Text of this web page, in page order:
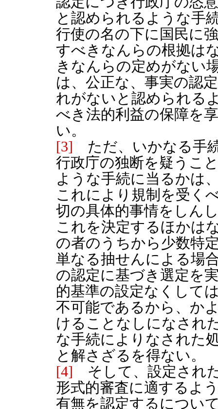
と認められるような手
行使の名の下に国民に
すべきなんらの根拠は
きなんらの定めがない
は、公正な、事実の認
れがないと認められる
べき法的利益の保障を
い。
[3] ただ、いかなる手
行政庁の独断を疑うこ
ような手続に当るかは
これにより規制を受く
切の具体的事情をしん
これを決定するほかは
の者のうちから少数特
単なる抽せんによる場
の認定に基づき選定を
的基準の設定なくして
不可能であるから、か
けることなしになされ
な手続によりなされた
と解さざるを得ない。
[4] そして、設定され
形式的審査に適するよ
有無を認定するについ